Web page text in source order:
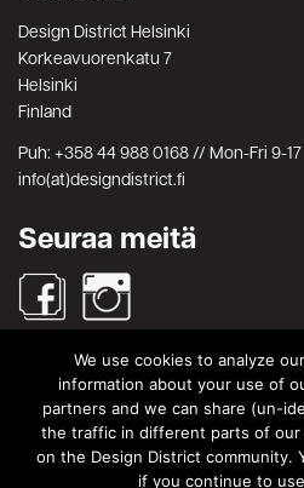
Design District Helsinki
Korkeavuorenkatu 7
Helsinki
Finland
Puh: +358 44 988 0168 // Mon-Fri 9-17
info(at)designdistrict.fi
Seuraa meitä
Haku
Search
for:
© Design District Helsinki
We use cookies to analyze
information about your use of
partners and we can share (un-
the traffic in different parts of our
on the Design District community.
if you continue to